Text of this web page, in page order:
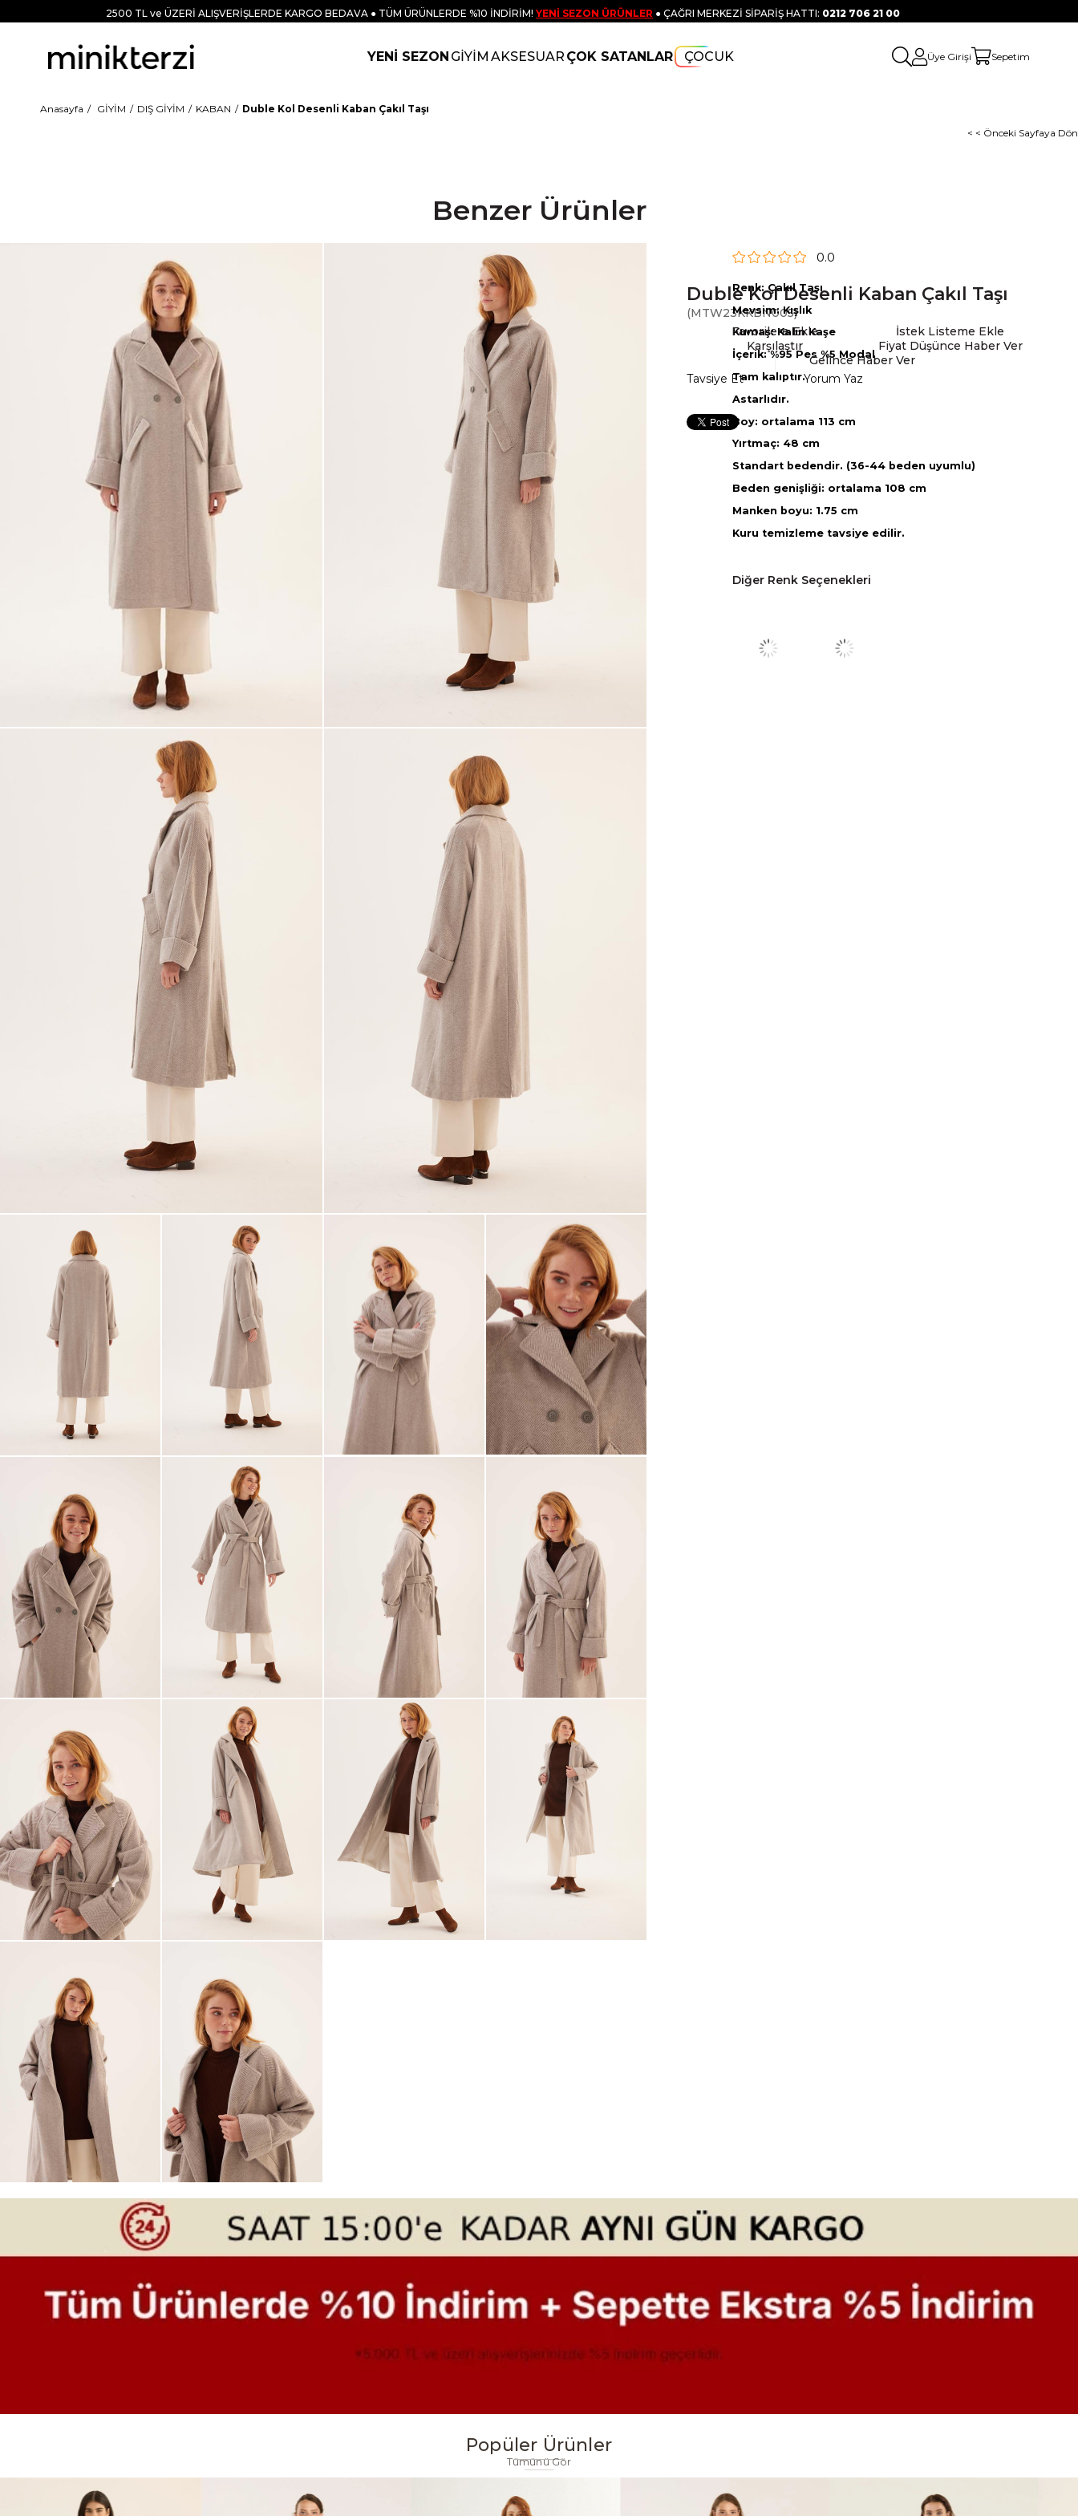
2500 TL ve ÜZERİ ALIŞVERİŞLERDE KARGO BEDAVA ● TÜM ÜRÜNLERDE %10 İNDİRİM! YENİ SEZON ÜRÜNLER ● ÇAĞRI MERKEZİ SİPARİŞ HATTI: 0212 706 21 00
YENİ SEZON GİYİM AKSESUAR ÇOK SATANLAR ÇOCUK Üye Girişi Sepetim
Anasayfa GİYİM DIŞ GİYİM KABAN
Duble Kol Desenli Kaban Çakıl Taşı
< < Önceki Sayfaya Dön
Benzer Ürünler
Duble Kol Desenli Kaban Çakıl Taşı
(MTW23KKBN005)
0.0
Renk: Çakıl Taşı
Mevsim: Kışlık
Kumaş: Kalın Kaşe
İçerik: %95 Pes %5 Modal
Tam kalıptır.
Astarlıdır.
Boy: ortalama 113 cm
Yırtmaç: 48 cm
Standart bedendir. (36-44 beden uyumlu)
Beden genişliği: ortalama 108 cm
Manken boyu: 1.75 cm
Kuru temizleme tavsiye edilir.
Diğer Renk Seçenekleri
Favorilere Ekle
İstek Listeme Ekle
Karşılaştır
Fiyat Düşünce Haber Ver
Gelince Haber Ver
Tavsiye Et
Yorum Yaz
Popüler Ürünler
Tümünü Gör